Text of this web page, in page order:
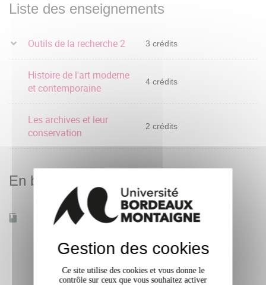
Liste des enseignements
Outils de la recherche 2 3 crédits
Histoire de l'art moderne
et contemporaine
4 crédits
Les archives et leur
conservation
2 crédits
En bref
Accessible à distance Non
Gestion des cookies
Ce site utilise des cookies et vous donne le
contrôle sur ceux que vous souhaitez activer